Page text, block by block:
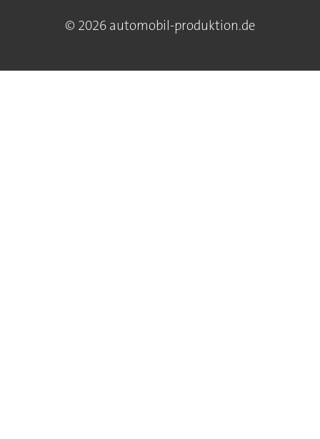
© 2026 automobil-produktion.de